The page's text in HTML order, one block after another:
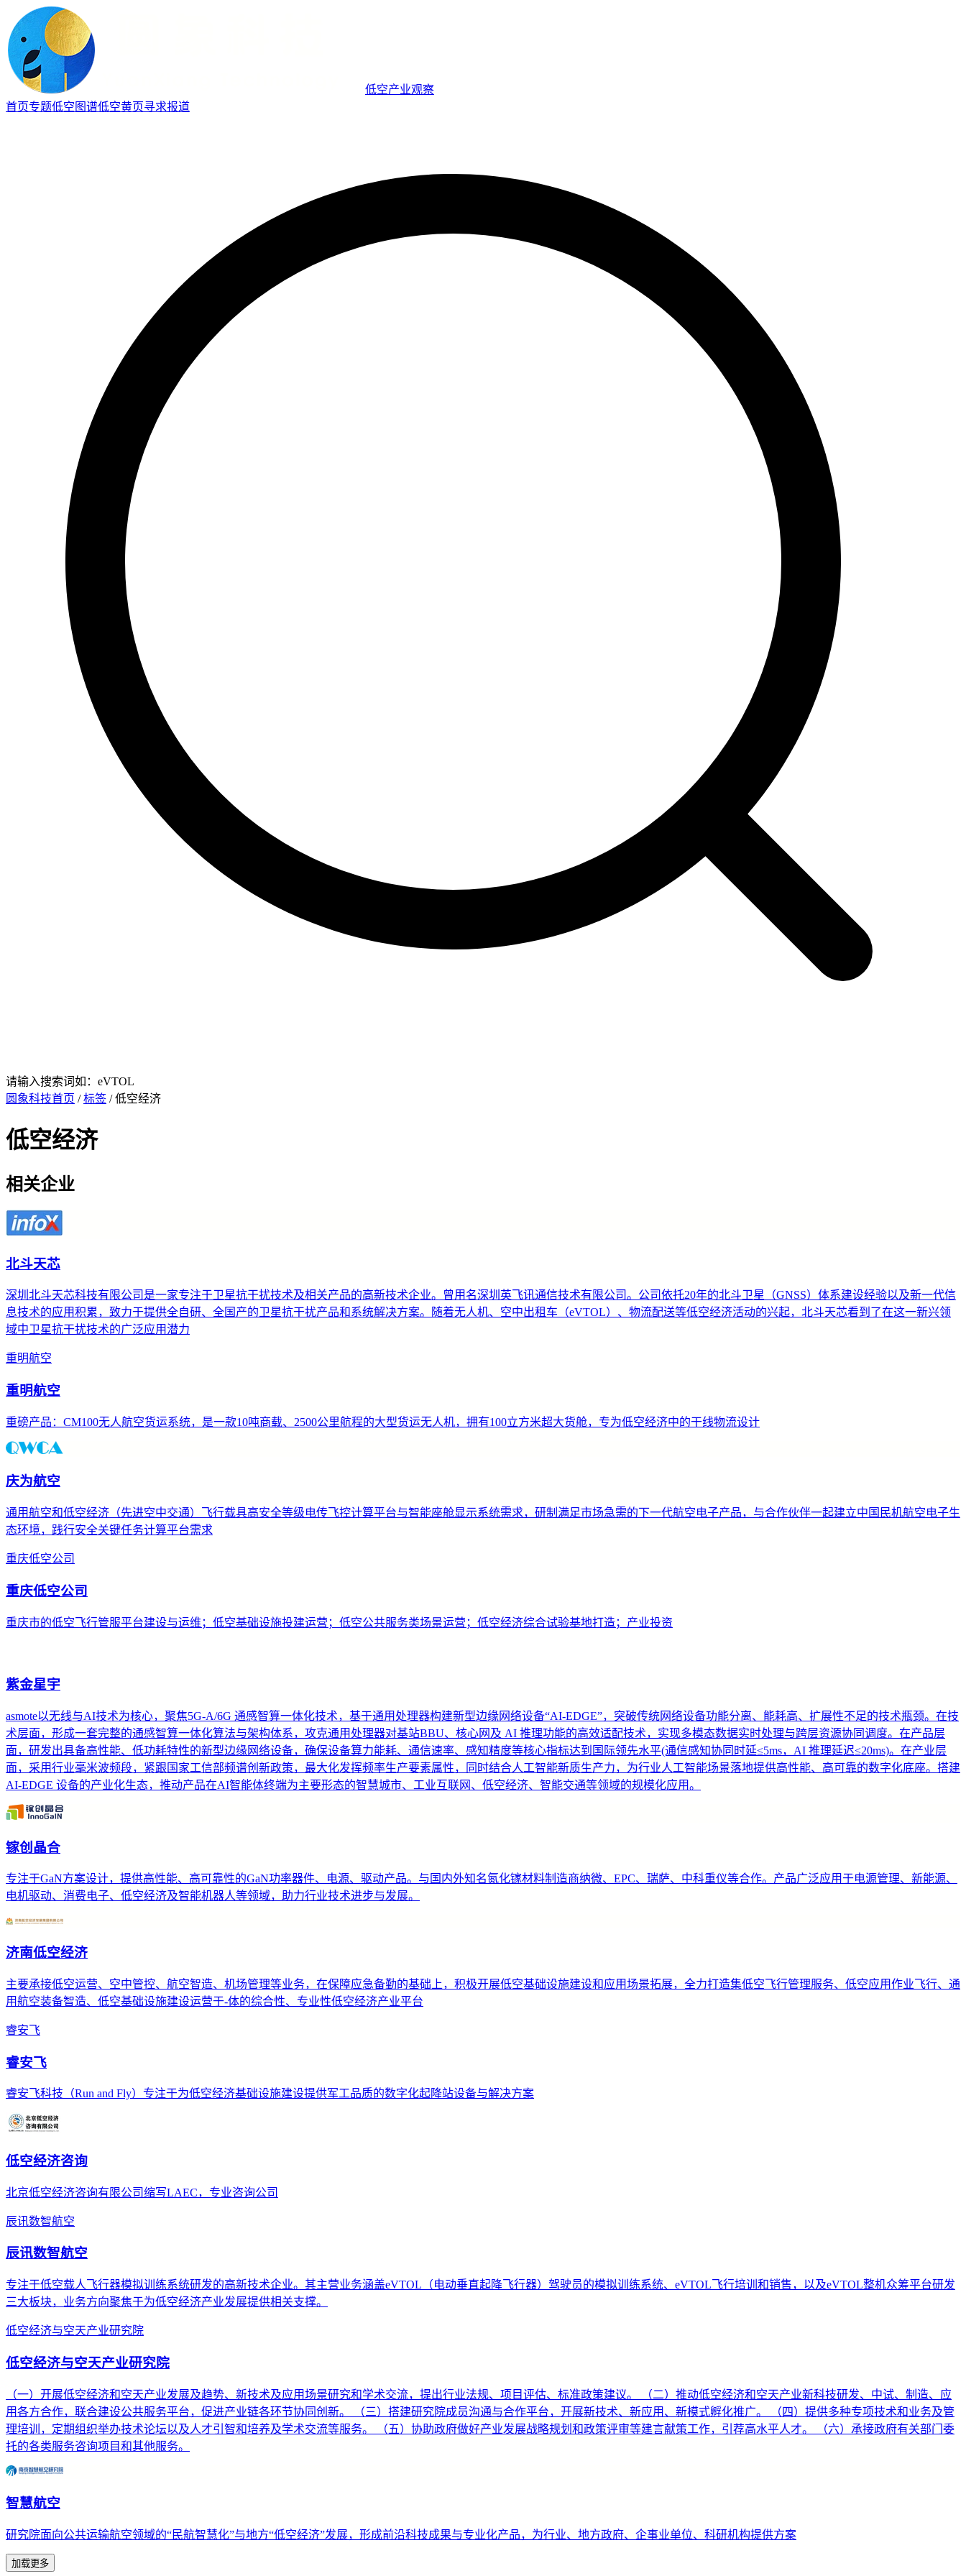
低空产业观察
首页专题低空图谱低空黄页寻求报道
请输入搜索词如：eVTOL
圆象科技首页 /标签 / 低空经济
低空经济
相关企业
北斗天芯
深圳北斗天芯科技有限公司是一家专注于卫星抗干扰技术及相关产品的高新技术企业。曾用名深圳英飞讯通信技术有限公司。公司依托20年的北斗卫星（GNSS）体系建设经验以及新一代信
息技术的应用积累，致力于提供全自研、全国产的卫星抗干扰产品和系统解决方案。随着无人机、空中出租车（eVTOL）、物流配送等低空经济活动的兴起，北斗天芯看到了在这一新兴领
域中卫星抗干扰技术的广泛应用潜力
重明航空
重明航空
重磅产品：CM100无人航空货运系统，是一款10吨商载、2500公里航程的大型货运无人机，拥有100立方米超大货舱，专为低空经济中的干线物流设计
庆为航空
通用航空和低空经济（先进空中交通）飞行载具高安全等级电传飞控计算平台与智能座舱显示系统需求，研制满足市场急需的下一代航空电子产品，与合作伙伴一起建立中国民机航空电子生
态环境，践行安全关键任务计算平台需求
重庆低空公司
重庆低空公司
重庆市的低空飞行管服平台建设与运维；低空基础设施投建运营；低空公共服务类场景运营；低空经济综合试验基地打造；产业投资
紫金星宇
asmote以无线与AI技术为核心，聚焦5G-A/6G 通感智算一体化技术，基于通用处理器构建新型边缘网络设备“AI-EDGE”，突破传统网络设备功能分离、能耗高、扩展性不足的技术瓶颈。在技
术层面，形成一套完整的通感智算一体化算法与架构体系，攻克通用处理器对基站BBU、核心网及 AI 推理功能的高效适配技术，实现多模态数据实时处理与跨层资源协同调度。在产品层
面，研发出具备高性能、低功耗特性的新型边缘网络设备，确保设备算力能耗、通信速率、感知精度等核心指标达到国际领先水平(通信感知协同时延≤5ms，AI 推理延迟≤20ms)。在产业层
面，采用行业毫米波频段，紧跟国家工信部频谱创新政策，最大化发挥频率生产要素属性，同时结合人工智能新质生产力，为行业人工智能场景落地提供高性能、高可靠的数字化底座。搭建
AI-EDGE 设备的产业化生态，推动产品在AI智能体终端为主要形态的智慧城市、工业互联网、低空经济、智能交通等领域的规模化应用。
镓创晶合
专注于GaN方案设计，提供高性能、高可靠性的GaN功率器件、电源、驱动产品。与国内外知名氮化镓材料制造商纳微、EPC、瑞萨、中科重仪等合作。产品广泛应用于电源管理、新能源、
电机驱动、消费电子、低空经济及智能机器人等领域，助力行业技术进步与发展。
济南低空经济
主要承接低空运营、空中管控、航空智造、机场管理等业务，在保障应急备勤的基础上，积极开展低空基础设施建设和应用场景拓展，全力打造集低空飞行管理服务、低空应用作业飞行、通
用航空装备智造、低空基础设施建设运营于-体的综合性、专业性低空经济产业平台
睿安飞
睿安飞
睿安飞科技（Run and Fly）专注于为低空经济基础设施建设提供军工品质的数字化起降站设备与解决方案
低空经济咨询
北京低空经济咨询有限公司缩写LAEC，专业咨询公司
辰讯数智航空
辰讯数智航空
专注于低空载人飞行器模拟训练系统研发的高新技术企业。其主营业务涵盖eVTOL（电动垂直起降飞行器）驾驶员的模拟训练系统、eVTOL飞行培训和销售，以及eVTOL整机众筹平台研发
三大板块，业务方向聚焦于为低空经济产业发展提供相关支撑。
低空经济与空天产业研究院
低空经济与空天产业研究院
（一）开展低空经济和空天产业发展及趋势、新技术及应用场景研究和学术交流，提出行业法规、项目评估、标准政策建议。 （二）推动低空经济和空天产业新科技研发、中试、制造、应
用各方合作，联合建设公共服务平台，促进产业链各环节协同创新。 （三）搭建研究院成员沟通与合作平台，开展新技术、新应用、新模式孵化推广。 （四）提供多种专项技术和业务及管
理培训，定期组织举办技术论坛以及人才引智和培养及学术交流等服务。 （五）协助政府做好产业发展战略规划和政策评审等建言献策工作，引荐高水平人才。 （六）承接政府有关部门委
托的各类服务咨询项目和其他服务。
智慧航空
研究院面向公共运输航空领域的“民航智慧化”与地方“低空经济”发展，形成前沿科技成果与专业化产品，为行业、地方政府、企事业单位、科研机构提供方案
加载更多